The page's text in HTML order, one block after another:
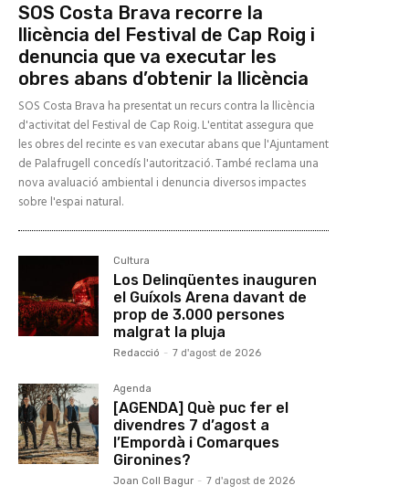
SOS Costa Brava recorre la
llicència del Festival de Cap Roig i
denuncia que va executar les
obres abans d’obtenir la llicència
SOS Costa Brava ha presentat un recurs contra la llicència
d'activitat del Festival de Cap Roig. L'entitat assegura que
les obres del recinte es van executar abans que l'Ajuntament
de Palafrugell concedís l'autorització. També reclama una
nova avaluació ambiental i denuncia diversos impactes
sobre l'espai natural.
Cultura
Los Delinqüentes inauguren
el Guíxols Arena davant de
prop de 3.000 persones
malgrat la pluja
Redacció - 7 d'agost de 2026
Agenda
[AGENDA] Què puc fer el
divendres 7 d’agost a
l’Empordà i Comarques
Gironines?
Joan Coll Bagur - 7 d'agost de 2026